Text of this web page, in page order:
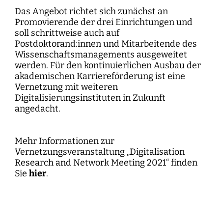
Das Angebot richtet sich zunächst an
Promovierende der drei Einrichtungen und
soll schrittweise auch auf
Postdoktorand:innen und Mitarbeitende des
Wissenschaftsmanagements ausgeweitet
werden. Für den kontinuierlichen Ausbau der
akademischen Karriereförderung ist eine
Vernetzung mit weiteren
Digitalisierungsinstituten in Zukunft
angedacht.
Mehr Informationen zur
Vernetzungsveranstaltung „Digitalisation
Research and Network Meeting 2021“ finden
Sie hier.